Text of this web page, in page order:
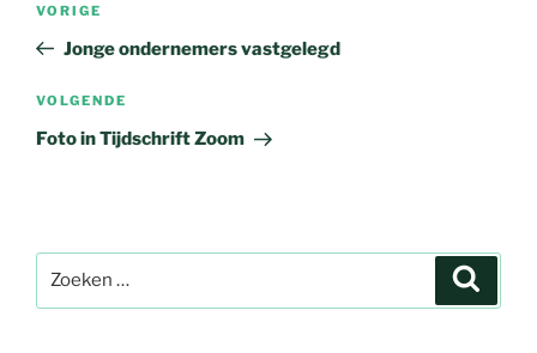
Vorig
bericht
VORIGE
Jonge ondernemers vastgelegd
Volgend
bericht
VOLGENDE
Foto in Tijdschrift Zoom
naar: